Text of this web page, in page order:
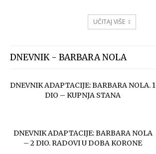
UČITAJ VIŠE
DNEVNIK - BARBARA NOLA
DNEVNIK ADAPTACIJE: BARBARA NOLA. 1
DIO – KUPNJA STANA
DNEVNIK ADAPTACIJE: BARBARA NOLA
– 2 DIO. RADOVI U DOBA KORONE